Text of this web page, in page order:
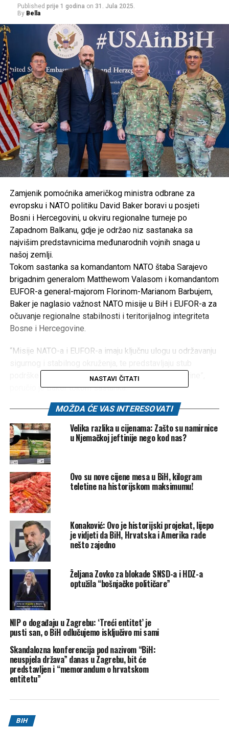
Published prije 1 godina on 31. Jula 2025.
By Bella
Zamjenik pomoćnika američkog ministra odbrane za
evropsku i NATO politiku David Baker boravi u posjeti
Bosni i Hercegovini, u okviru regionalne turneje po
Zapadnom Balkanu, gdje je održao niz sastanaka sa
najvišim predstavnicima međunarodnih vojnih snaga u
našoj zemlji.
Tokom sastanka sa komandantom NATO štaba Sarajevo
brigadnim generalom Matthewom Valasom i komandantom
EUFOR-a general-majorom Florinom-Marianom Barbujem,
Baker je naglasio važnost NATO misije u BiH i EUFOR-a za
očuvanje regionalne stabilnosti i teritorijalnog integriteta
Bosne i Hercegovine.
“Misije NATO-a i EUFOR-a imaju ključnu ulogu u održavanju
podrške teritorijalnoj cjelovitosti Bosne i Hercegovine”,
poručio je Baker tokom sastanka.
Američku delegaciju u Sarajevu dočekao je i otpravnik
poslova Ambasade SAD-a u BiH Daniel Koski, koji je
izrazio dobrodošlicu Bakeru, kao i brigadnom generalu
Chrisu McKinneyju, zamjeniku direktora J5 komande
američkih snaga u Evropi (EUCOM).Koski je tom prilikom
naglasio da prisustvo i angažman visokih zvaničnika
Pentagona u Bosni i Hercegovini potvrđuje “stalnu i snažnu
posvećenost Sjedinjenih Američkih Država stabilnoj i
funkcionalnoj Bosni i Hercegovini”.
Klix
Tweet Share
POVEZANE TEME:
BOSNA I HERCEGOVINA
NASTAVI ČITATI
MOŽDA ĆE VAS INTERESOVATI
Velika razlika u cijenama: Zašto su namirnice
u Njemačkoj jeftinije nego kod nas?
Ovo su nove cijene mesa u BiH, kilogram
teletine na historijskom maksimumu!
Konaković: Ovo je historijski projekat, lijepo
je vidjeti da BiH, Hrvatska i Amerika rade
nešto zajedno
Željana Zovko za blokade SNSD-a i HDZ-a
optužila “bošnjačke političare”
NIP o događaju u Zagrebu: ‘Treći entitet’ je
pusti san, o BiH odlučujemo isključivo mi sami
Skandalozna konferencija pod nazivom “BiH:
neuspjela država” danas u Zagrebu, bit će
predstavljen i “memorandum o hrvatskom
entitetu”
BIH